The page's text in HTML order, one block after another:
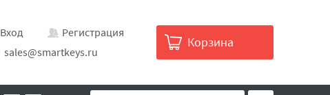
Вход
Регистрация
sales@smartkeys.ru
Корзина